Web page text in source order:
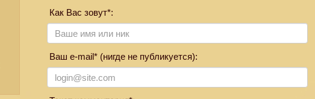
Как Вас зовут*:
Ваш e-mail* (нигде не публикуется):